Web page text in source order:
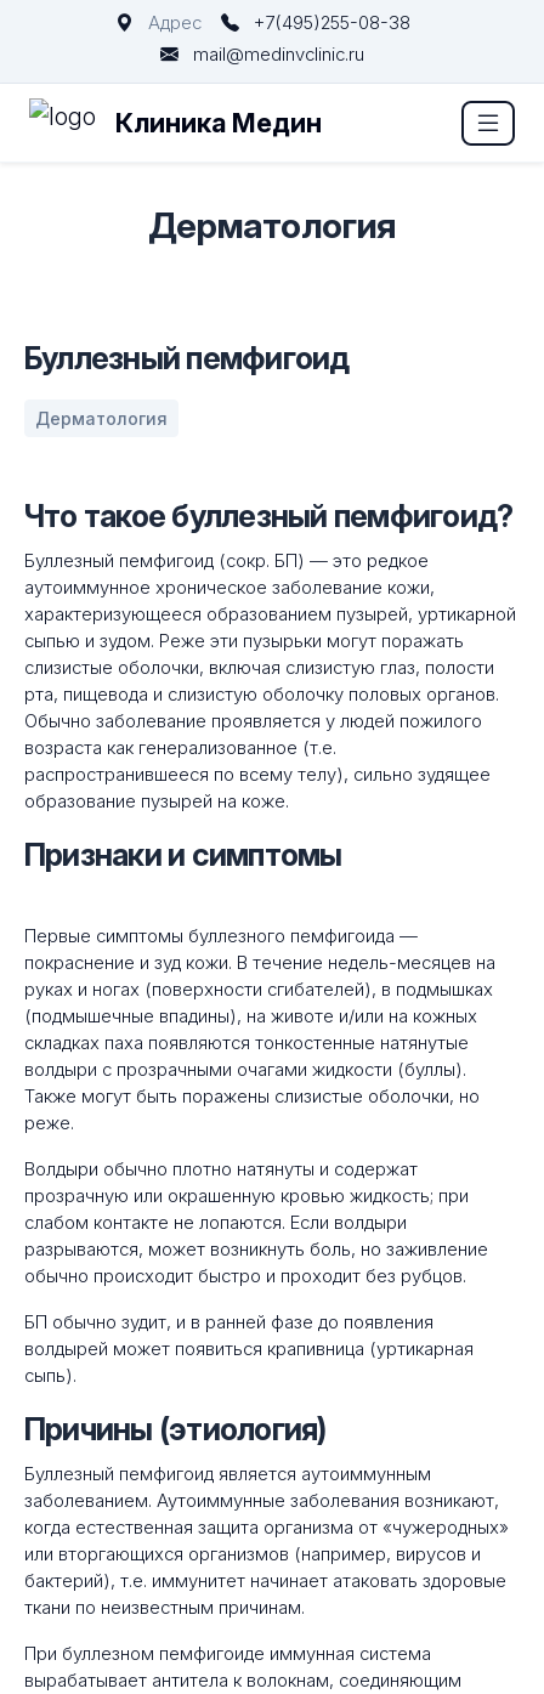
Адрес
+7(495)255-08-38
mail@medinvclinic.ru
Клиника Медин
Дерматология
Буллезный пемфигоид
Дерматология
Что такое буллезный пемфигоид?
Буллезный пемфигоид (сокр. БП) — это редкое
аутоиммунное хроническое заболевание кожи,
характеризующееся образованием пузырей, уртикарной
сыпью и зудом. Реже эти пузырьки могут поражать
слизистые оболочки, включая слизистую глаз, полости
рта, пищевода и слизистую оболочку половых органов.
Обычно заболевание проявляется у людей пожилого
возраста как генерализованное (т.е.
распространившееся по всему телу), сильно зудящее
образование пузырей на коже.
Признаки и симптомы
Первые симптомы буллезного пемфигоида —
покраснение и зуд кожи. В течение недель-месяцев на
руках и ногах (поверхности сгибателей), в подмышках
(подмышечные впадины), на животе и/или на кожных
складках паха появляются тонкостенные натянутые
волдыри с прозрачными очагами жидкости (буллы).
Также могут быть поражены слизистые оболочки, но
реже.
Волдыри обычно плотно натянуты и содержат
прозрачную или окрашенную кровью жидкость; при
слабом контакте не лопаются. Если волдыри
разрываются, может возникнуть боль, но заживление
обычно происходит быстро и проходит без рубцов.
БП обычно зудит, и в ранней фазе до появления
волдырей может появиться крапивница (уртикарная
сыпь).
Причины (этиология)
Буллезный пемфигоид является аутоиммунным
заболеванием. Аутоиммунные заболевания возникают,
когда естественная защита организма от «чужеродных»
или вторгающихся организмов (например, вирусов и
бактерий), т.е. иммунитет начинает атаковать здоровые
ткани по неизвестным причинам.
При буллезном пемфигоиде иммунная система
вырабатывает антитела к волокнам, соединяющим